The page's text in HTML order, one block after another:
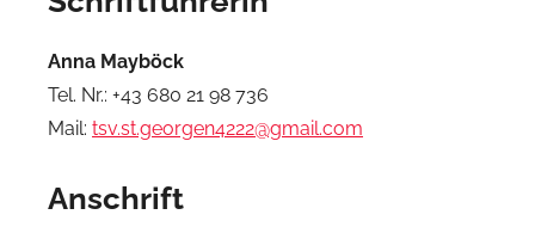
Anna Mayböck
Tel. Nr.: +43 680 21 98 736
Mail: tsv.st.georgen4222@gmail.com
Anschrift